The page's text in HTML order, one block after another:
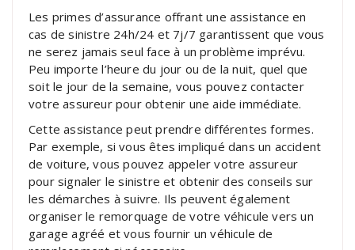
Les primes d’assurance offrant une assistance en
cas de sinistre 24h/24 et 7j/7 garantissent que vous
ne serez jamais seul face à un problème imprévu.
Peu importe l’heure du jour ou de la nuit, quel que
soit le jour de la semaine, vous pouvez contacter
votre assureur pour obtenir une aide immédiate.
Cette assistance peut prendre différentes formes.
Par exemple, si vous êtes impliqué dans un accident
de voiture, vous pouvez appeler votre assureur
pour signaler le sinistre et obtenir des conseils sur
les démarches à suivre. Ils peuvent également
organiser le remorquage de votre véhicule vers un
garage agréé et vous fournir un véhicule de